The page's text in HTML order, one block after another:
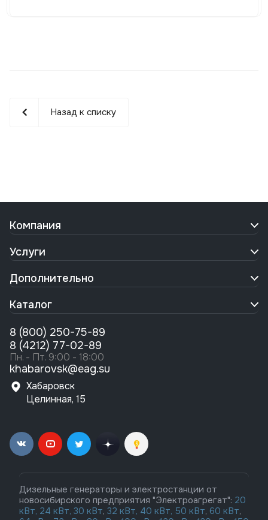
Назад к списку
Компания
Услуги
Дополнительно
Каталог
8 (800) 250-75-89
8 (4212) 77-02-89
Пн. - Пт. 9:00 - 18:00
khabarovsk@eag.su
Хабаровск
Целинная, 15
Дизельные генераторы и электростанции от
новосибирского предприятия "Электроагрегат": 20
кВт, 24 кВт, 30 кВт, 32 кВт, 40 кВт, 50 кВт, 60 кВт,